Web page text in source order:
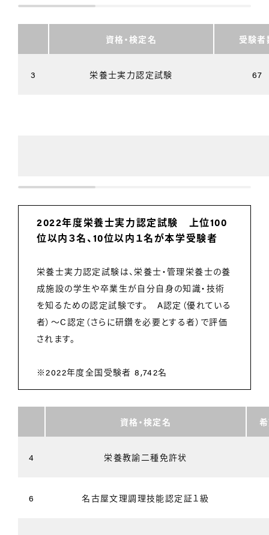
資格・検定名 受験者
3 栄養士実力認定試験 67
2022年度栄養士実力認定試験 上位100
位以内３名、10位以内１名が本学受験者
栄養士実力認定試験は、栄養士・管理栄養士の養
成施設の学生や卒業生が自分自身の知識・技術
を知るための認定試験です。 A認定（優れている
者）～C認定（さらに研鑽を必要とする者）で評価
されます。
※2022年度全国受験者 8,742名
資格・検定名
4 栄養教諭二種免許状
6 名古屋文理調理技能認定証１級